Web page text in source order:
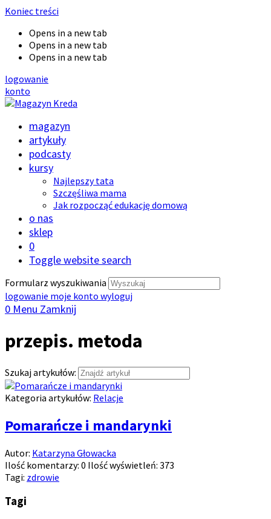
Koniec treści
Opens in a new tab
Opens in a new tab
Opens in a new tab
logowanie
konto
magazyn
artykuły
podcasty
kursy
Najlepszy tata
Szczęśliwa mama
Jak rozpocząć edukację domową
o nas
sklep
0
Toggle website search
Formularz wyszukiwania
logowanie moje konto wyloguj
0 Menu Zamknij
przepis. metoda
Szukaj artykułów:
Kategoria artykułów: Relacje
Pomarańcze i mandarynki
Autor: Katarzyna Głowacka
Ilość komentarzy: 0 Ilość wyświetleń: 373
Tagi: zdrowie
Tagi